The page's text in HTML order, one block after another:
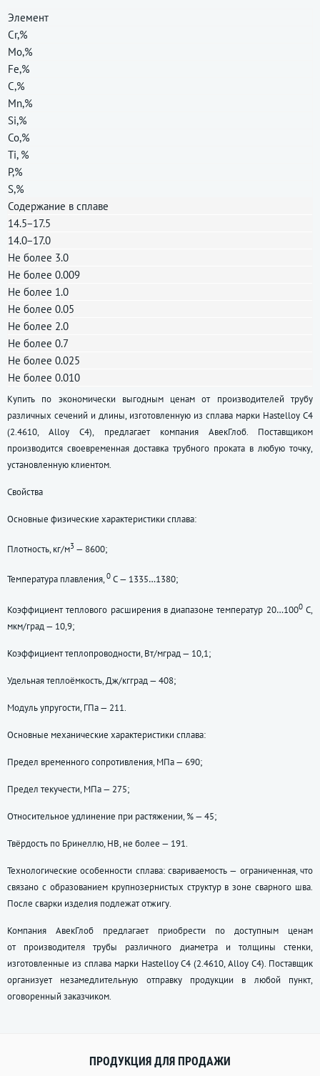
Элемент
Cr,%
Mo,%
Fe,%
C,%
Mn,%
Si,%
Co,%
Ti, %
P,%
S,%
Содержание в сплаве
14.5−17.5
14.0−17.0
Не более 3.0
Не более 0.009
Не более 1.0
Не более 0.05
Не более 2.0
Не более 0.7
Не более 0.025
Не более 0.010
Купить по экономически выгодным ценам от производителей трубу
различных сечений и длины, изготовленную из сплава марки Hastelloy C4
(2.4610, Alloy C4), предлагает компания АвекГлоб. Поставщиком
производится своевременная доставка трубного проката в любую точку,
установленную клиентом.
Свойства
Основные физические характеристики сплава:
Плотность, кг/м3 — 8600;
Температура плавления,0 С — 1335…1380;
Коэффициент теплового расширения в диапазоне температур 20…1000С,
мкм/град — 10,9;
Коэффициент теплопроводности, Вт/мград — 10,1;
Удельная теплоёмкость, Дж/кгград — 408;
Модуль упругости, ГПа — 211.
Основные механические характеристики сплава:
Предел временного сопротивления, МПа — 690;
Предел текучести, МПа — 275;
Относительное удлинение при растяжении, % — 45;
Твёрдость по Бринеллю, НВ, не более — 191.
Технологические особенности сплава: свариваемость — ограниченная, что
связано с образованием крупнозернистых структур в зоне сварного шва.
После сварки изделия подлежат отжигу.
Компания АвекГлоб предлагает приобрести по доступным ценам
от производителя трубы различного диаметра и толщины стенки,
изготовленные из сплава марки Hastelloy C4 (2.4610, Alloy C4). Поставщик
организует незамедлительную отправку продукции в любой пункт,
оговоренный заказчиком.
ПРОДУКЦИЯ ДЛЯ ПРОДАЖИ